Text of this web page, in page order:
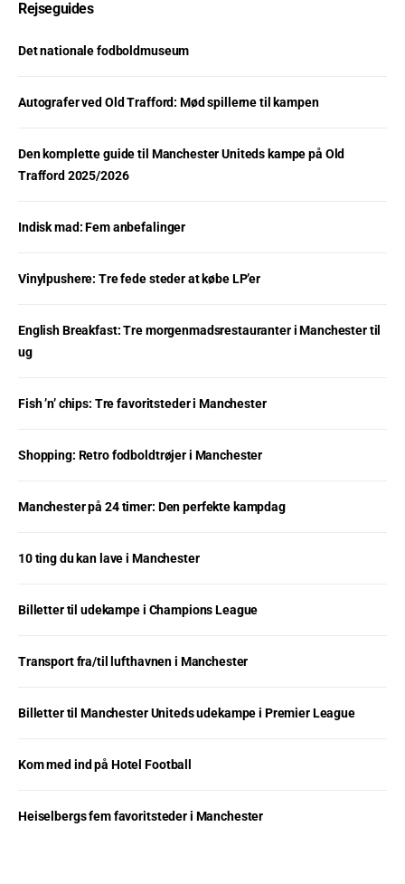
Rejseguides
Det nationale fodboldmuseum
Autografer ved Old Trafford: Mød spillerne til kampen
Den komplette guide til Manchester Uniteds kampe på Old
Trafford 2025/2026
Indisk mad: Fem anbefalinger
Vinylpushere: Tre fede steder at købe LP’er
English Breakfast: Tre morgenmadsrestauranter i Manchester til
ug
Fish ’n’ chips: Tre favoritsteder i Manchester
Shopping: Retro fodboldtrøjer i Manchester
Manchester på 24 timer: Den perfekte kampdag
10 ting du kan lave i Manchester
Billetter til udekampe i Champions League
Transport fra/til lufthavnen i Manchester
Billetter til Manchester Uniteds udekampe i Premier League
Kom med ind på Hotel Football
Heiselbergs fem favoritsteder i Manchester